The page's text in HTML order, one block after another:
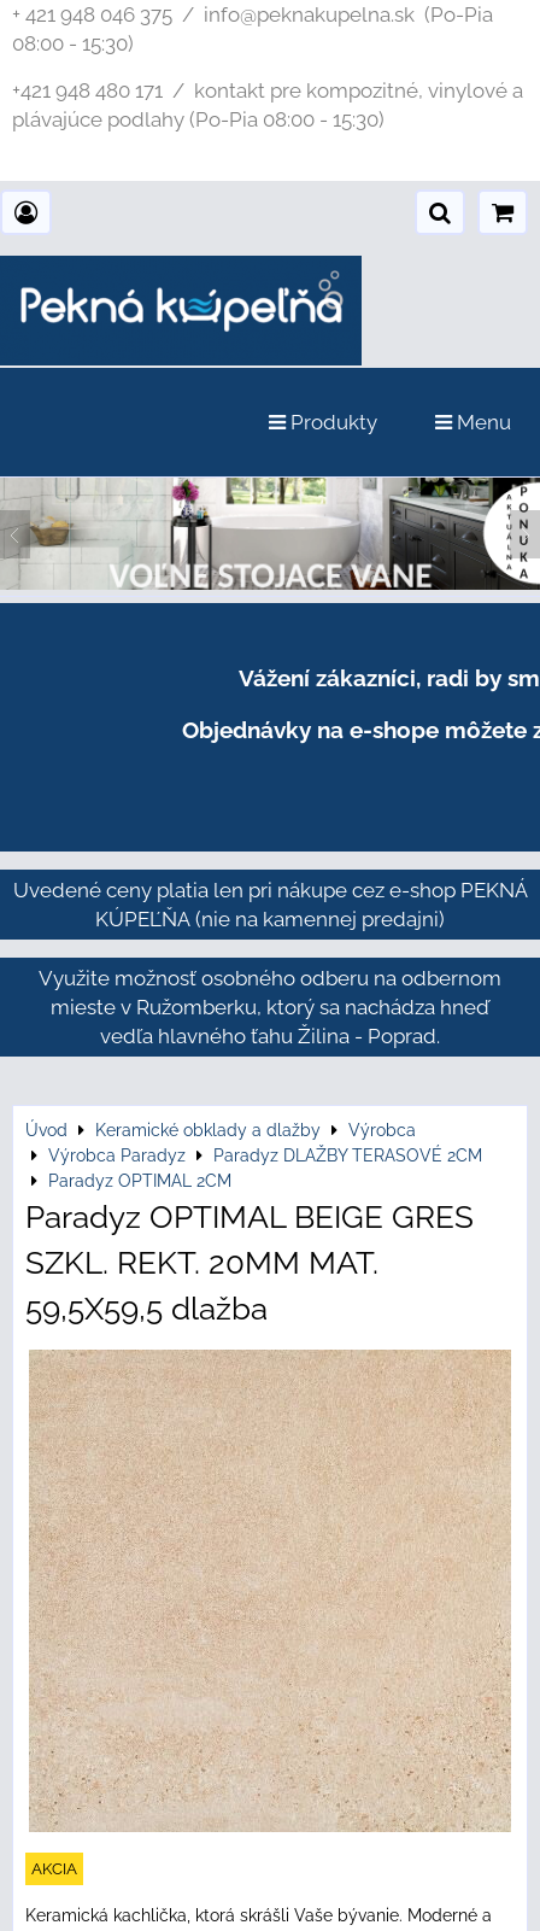
+ 421 948 046 375 / info@peknakupelna.sk (Po-Pia
08:00 - 15:30)
+421 948 480 171 / kontakt pre kompozitné, vinylové a
plávajúce podlahy (Po-Pia 08:00 - 15:30)
Produkty Menu
Vážení zákazníci, radi by
Objednávky na e-shope môžete
Uvedené ceny platia len pri nákupe cez e-shop PEKNÁ
KÚPEĽŇA (nie na kamennej predajni)
Využite možnosť osobného odberu na odbernom
mieste v Ružomberku, ktorý sa nachádza hneď
vedľa hlavného ťahu Žilina - Poprad.
Úvod Keramické obklady a dlažby
Výrobca
Výrobca Paradyz
Paradyz DLAŽBY TERASOVÉ 2CM
Paradyz OPTIMAL 2CM
Paradyz OPTIMAL BEIGE GRES
SZKL. REKT. 20MM MAT.
59,5X59,5 dlažba
AKCIA
Keramická kachlička, ktorá skrášli Vaše bývanie. Moderné a